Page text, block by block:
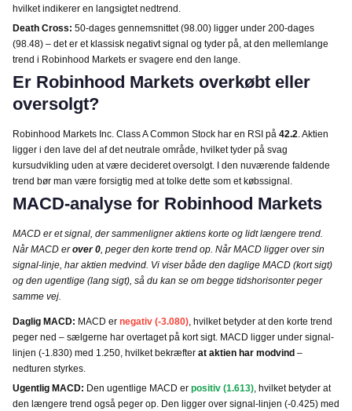
hvilket indikerer en langsigtet nedtrend.
Death Cross: 50-dages gennemsnittet (98.00) ligger under 200-dages
(98.48) – det er et klassisk negativt signal og tyder på, at den mellemlange
trend i Robinhood Markets er svagere end den lange.
Er Robinhood Markets overkøbt eller
oversolgt?
Robinhood Markets Inc. Class A Common Stock har en RSI på 42.2. Aktien
ligger i den lave del af det neutrale område, hvilket tyder på svag
kursudvikling uden at være decideret oversolgt. I den nuværende faldende
trend bør man være forsigtig med at tolke dette som et købssignal.
MACD-analyse for Robinhood Markets
MACD er et signal, der sammenligner aktiens korte og lidt længere trend.
Når MACD erover 0, peger den korte trend op. Når MACD ligger over sin
signal-linje, har aktien medvind. Vi viser både den daglige MACD (kort sigt)
og den ugentlige (lang sigt), så du kan se om begge tidshorisonter peger
samme vej.
Daglig MACD: MACD er negativ (-3.080), hvilket betyder at den korte trend
peger ned – sælgerne har overtaget på kort sigt. MACD ligger under signal-
linjen (-1.830) med 1.250, hvilket bekræfter at aktien har modvind –
nedturen styrkes.
Ugentlig MACD: Den ugentlige MACD er positiv (1.613), hvilket betyder at
den længere trend også peger op. Den ligger over signal-linjen (-0.425) med